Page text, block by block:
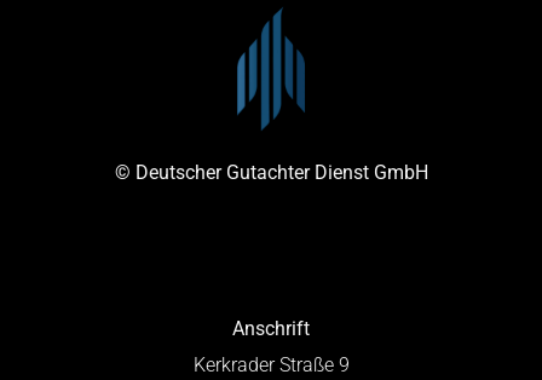
© Deutscher Gutachter Dienst GmbH
Anschrift
Kerkrader Straße 9